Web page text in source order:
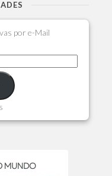
por e-Mail